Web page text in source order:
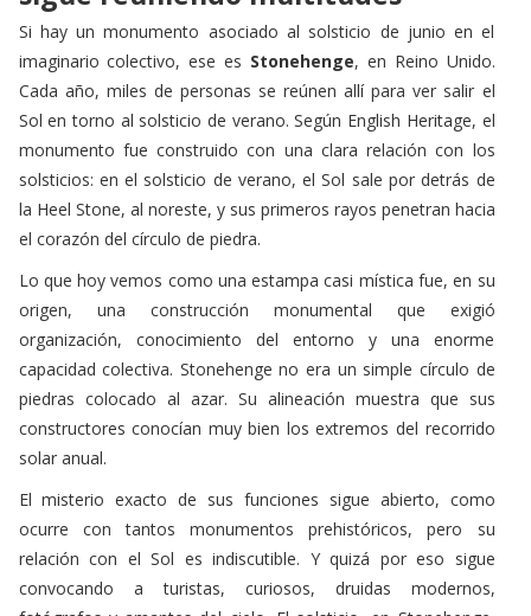
imaginario colectivo, ese es
Cada año, miles de personas se reúnen allí para ver salir el
Sol en torno al solsticio de verano. Según English Heritage
monumento fue construido con una clara relación con los
solsticios: en el solsticio de verano, el Sol sale por detrás de
Lo que hoy vemos como una estampa casi mística fue, en su
organización, conocimiento del entorno y una enorme
capacidad colectiva. Stonehenge no era un simple círculo de
piedras colocado al azar. Su alineación muestra que sus
constructores conocían muy bien los extremos del recorrido
solar anual.
El misterio exacto de sus funciones sigue abierto, como
relación con el Sol es indiscutible. Y quizá por eso sigue
convocando a turistas, curiosos, druidas modernos,
fotógrafos y amantes del cielo. El solsticio, en Stonehenge,
ya no pertenece solo al pasado: se ha convertido también en